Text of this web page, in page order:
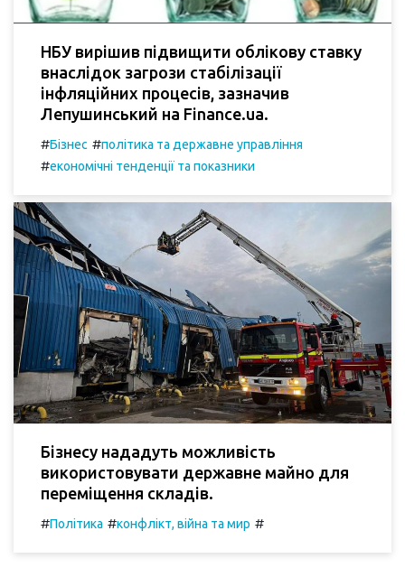
НБУ вирішив підвищити облікову ставку
внаслідок загрози стабілізації
інфляційних процесів, зазначив
Лепушинський на Finance.ua.
#Бізнес #політика та державне управління
#економічні тенденції та показники
Бізнесу нададуть можливість
використовувати державне майно для
переміщення складів.
#Політика #конфлікт, війна та мир #